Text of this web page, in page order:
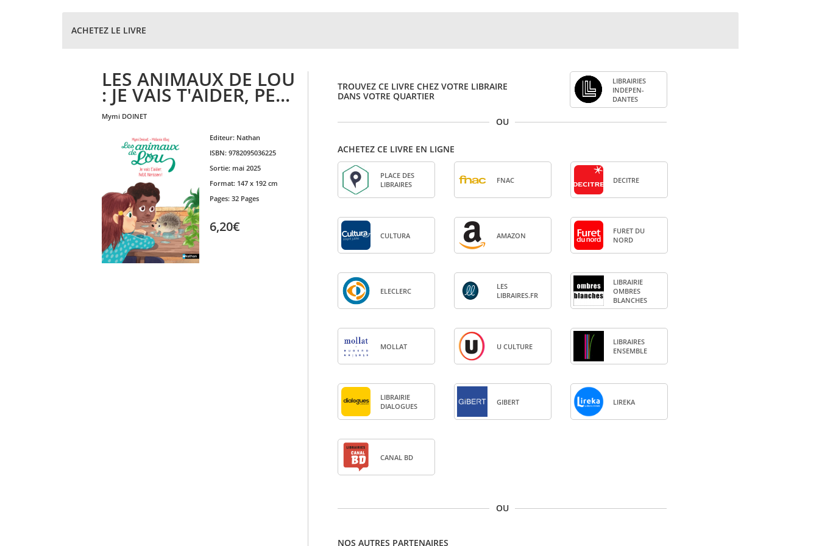
ACHETEZ LE LIVRE
LES ANIMAUX DE LOU
: JE VAIS T'AIDER, PE...
mymi DOINET
Editeur: Nathan
ISBN: 9782095036225
Sortie: mai 2025
Format: 147 x 192 cm
Pages: 32 Pages
6,20€
TROUVEZ CE LIVRE CHEZ VOTRE LIBRAIRE
DANS VOTRE QUARTIER
LIBRAI­RIES
INDE­PEN­
DANTES
OU
ACHETEZ CE LIVRE EN LIGNE
PLACE DES
LIBRAIRES
FNAC DECITRE
CULTURA AMA­ZON
FURET DU
NORD
ELE­CLERC
LES
LIBRAIRES.FR
LIBRAI­RIE
OMBRES
BLANCHES
MOL­LAT U CULTURE
LIBRAIRES
ENSEMBLE
LIBRAI­RIE
DIA­LOGUES
GIBERT LIREKA
CANAL BD
OU
NOS AUTRES PARTENAIRES